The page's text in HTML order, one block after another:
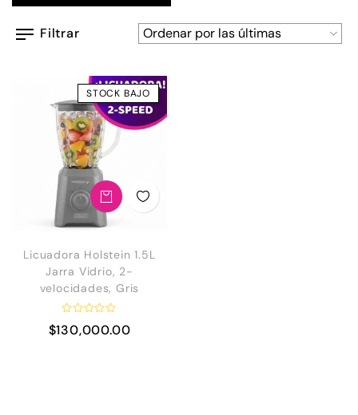
Filtrar
STOCK BAJO
Licuadora Holstein 1.5L
Jarra Vidrio, 2-
velocidades, Gris
V
a
$130,000.00